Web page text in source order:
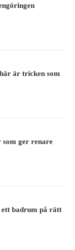
är tricken som
ger renare
ett badrum på rätt